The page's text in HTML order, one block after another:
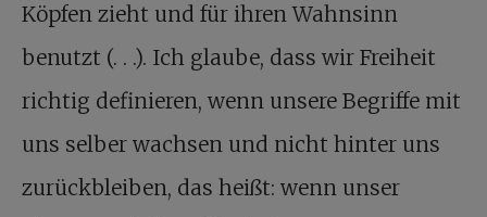
Köpfen zieht und für ihren Wahnsinn
benutzt (. . .). Ich glaube, dass wir Freiheit
richtig definieren, wenn unsere Begriffe mit
uns selber wachsen und nicht hinter uns
zurückbleiben, das heißt: wenn unser